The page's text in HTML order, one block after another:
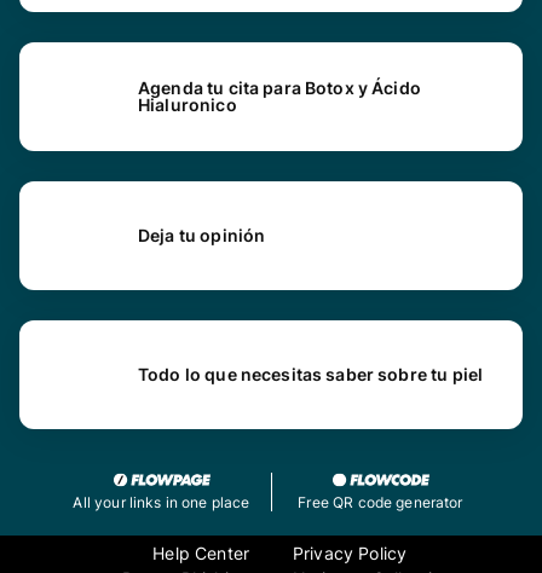
Agenda tu cita para Botox y Ácido
Hialuronico
Deja tu opinión
Todo lo que necesitas saber sobre tu piel
All your links in one place Free QR code generator
Help Center
Privacy Policy